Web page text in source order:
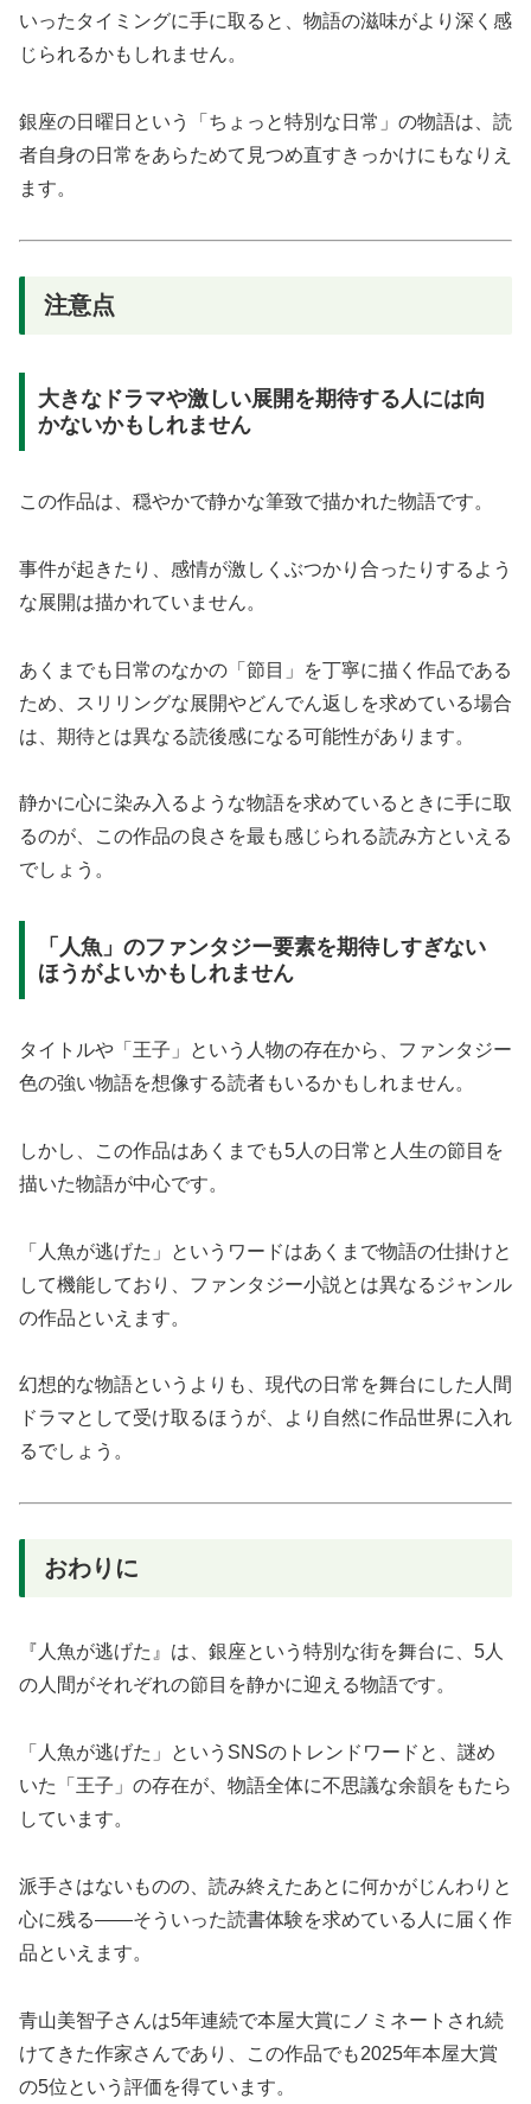
いったタイミングに手に取ると、物語の滋味がより深く感
じられるかもしれません。
銀座の日曜日という「ちょっと特別な日常」の物語は、読
者自身の日常をあらためて見つめ直すきっかけにもなりえ
ます。
注意点
大きなドラマや激しい展開を期待する人には向
かないかもしれません
この作品は、穏やかで静かな筆致で描かれた物語です。
事件が起きたり、感情が激しくぶつかり合ったりするよう
な展開は描かれていません。
あくまでも日常のなかの「節目」を丁寧に描く作品である
ため、スリリングな展開やどんでん返しを求めている場合
は、期待とは異なる読後感になる可能性があります。
静かに心に染み入るような物語を求めているときに手に取
るのが、この作品の良さを最も感じられる読み方といえる
でしょう。
「人魚」のファンタジー要素を期待しすぎない
ほうがよいかもしれません
タイトルや「王子」という人物の存在から、ファンタジー
色の強い物語を想像する読者もいるかもしれません。
しかし、この作品はあくまでも5人の日常と人生の節目を
描いた物語が中心です。
「人魚が逃げた」というワードはあくまで物語の仕掛けと
して機能しており、ファンタジー小説とは異なるジャンル
の作品といえます。
幻想的な物語というよりも、現代の日常を舞台にした人間
ドラマとして受け取るほうが、より自然に作品世界に入れ
るでしょう。
おわりに
『人魚が逃げた』は、銀座という特別な街を舞台に、5人
の人間がそれぞれの節目を静かに迎える物語です。
「人魚が逃げた」というSNSのトレンドワードと、謎め
いた「王子」の存在が、物語全体に不思議な余韻をもたら
しています。
派手さはないものの、読み終えたあとに何かがじんわりと
心に残る——そういった読書体験を求めている人に届く作
品といえます。
青山美智子さんは5年連続で本屋大賞にノミネートされ続
けてきた作家さんであり、この作品でも2025年本屋大賞
の5位という評価を得ています。